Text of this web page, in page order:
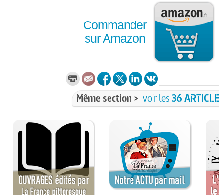
Commander
sur Amazon
Même section > voir les36